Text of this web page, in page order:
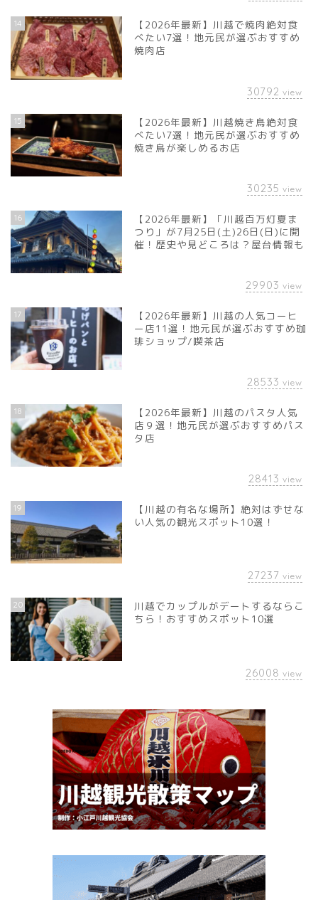
14
【2026年最新】川越で焼肉絶対食
べたい7選！地元民が選ぶおすすめ
焼肉店
30792 view
15
【2026年最新】川越焼き鳥絶対食
べたい7選！地元民が選ぶおすすめ
焼き鳥が楽しめるお店
30235 view
16
【2026年最新】「川越百万灯夏ま
つり」が7月25日(土)26日(日)に開
催！歴史や見どころは？屋台情報も
29903 view
17
【2026年最新】川越の人気コーヒ
ー店11選！地元民が選ぶおすすめ珈
琲ショップ/喫茶店
28533 view
18
【2026年最新】川越のパスタ人気
店９選！地元民が選ぶおすすめパス
タ店
28413 view
19
【川越の有名な場所】絶対はずせな
い人気の観光スポット10選！
27237 view
20
川越でカップルがデートするならこ
ちら！おすすめスポット10選
26008 view